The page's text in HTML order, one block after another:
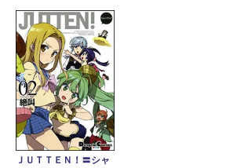
ＪＵＴＴＥＮ！〓シャ